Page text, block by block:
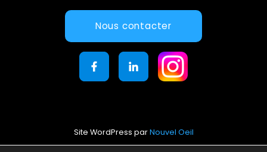
Nous contacter
Site WordPress parNouvel Oeil